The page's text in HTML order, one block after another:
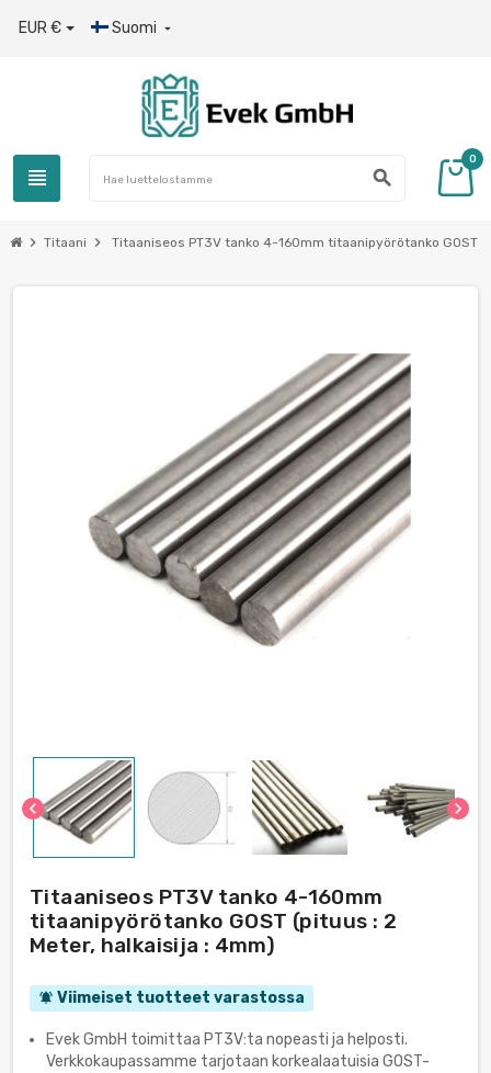
EUR € Suomi 
view_headline search
0
chevron_right Titaani chevron_right Titaaniseos PT3V tanko 4-160mm titaanipyörötanko GOST
chevron_left chevron_right
Titaaniseos PT3V tanko 4-160mm
titaanipyörötanko GOST (pituus : 2
Meter, halkaisija : 4mm)
notifications_active Viimeiset tuotteet varastossa
Evek GmbH toimittaa PT3V:ta nopeasti ja helposti.
Verkkokaupassamme tarjotaan korkealaatuisia GOST-